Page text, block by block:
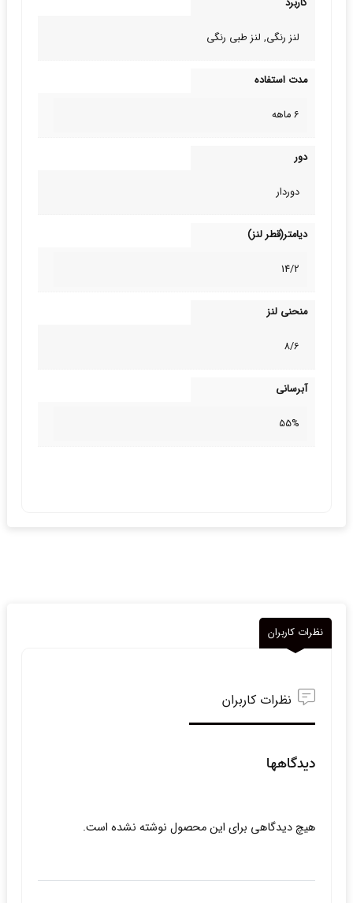
لنز رنگی, لنز طبی‌ رنگی
مدت استفاده
6 ماهه
دور
دوردار
دیامتر(قطر لنز)
14/2
منحنی لنز
8/6
آبرسانی
55%
نظرات کاربران
نظرات کاربران
دیدگاهها
هیچ دیدگاهی برای این محصول نوشته نشده است.